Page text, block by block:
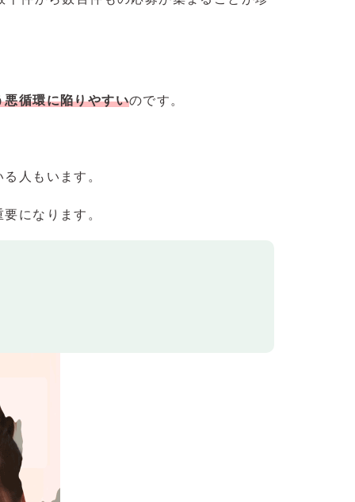
悪循環に陥りやすいのです。
人もいます。
になります。